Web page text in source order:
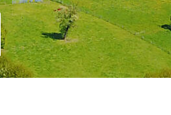
Suche starten